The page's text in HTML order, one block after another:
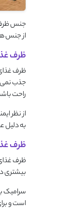
جنس ظرف
از جنس
ظرف
ظرف
جذب نمی
راحت
از نظر
به دلیل
ظرف
ظرف
بیشتری
سرامیک
است و